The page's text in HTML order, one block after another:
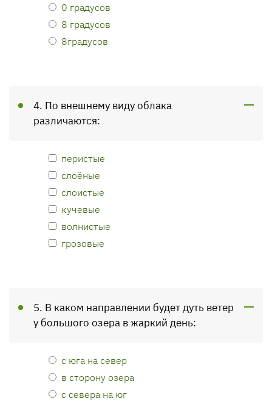
0 градусов
8 градусов
8градусов
4. По внешнему виду облака
различаются:
перистые
слоёные
слоистые
кучевые
волнистые
грозовые
5. В каком направлении будет дуть ветер
у большого озера в жаркий день:
с юга на север
в сторону озера
с севера на юг